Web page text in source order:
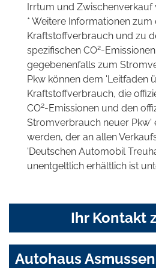
Irrtum und Zwischenverkauf
* Weitere Informationen zum
Kraftstoffverbrauch und zu
spezifischen CO2-
gegebenenfalls zum
Pkw können dem 'Leitfaden
Kraftstoffverbrauch, die
CO2-Emissionen und den
Stromverbrauch neuer Pkw'
werden, der an allen
'Deutschen Automobil
unentgeltlich erhältlich ist
Ihr Kontakt
Autohaus Asmussen